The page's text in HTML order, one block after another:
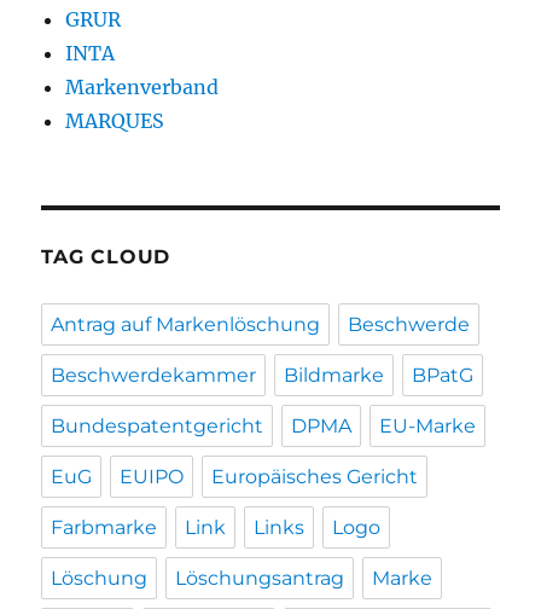
GRUR
INTA
Markenverband
MARQUES
TAG CLOUD
Antrag auf Markenlöschung Beschwerde
Beschwerdekammer Bildmarke BPatG
Bundespatentgericht DPMA EU-Marke
EuG EUIPO Europäisches Gericht
Farbmarke Link Links Logo
Löschung Löschungsantrag Marke